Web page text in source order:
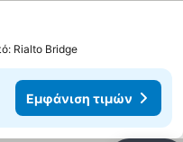
Rialto Bridge
Εμφάνιση τιμών